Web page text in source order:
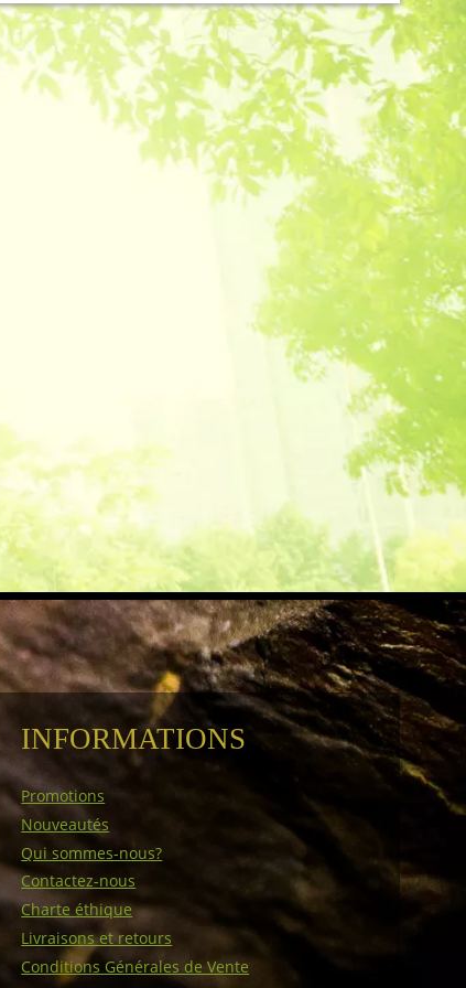
INFORMATIONS
Promotions
Nouveautés
Qui sommes-nous?
Contactez-nous
Charte éthique
Livraisons et retours
Conditions Générales de Vente